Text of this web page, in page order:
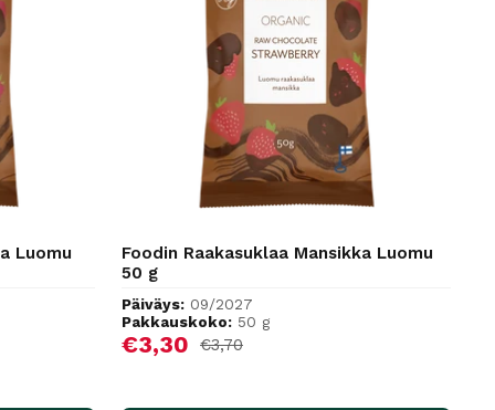
Luomu
Foodin Raakasuklaa Mansikka Luomu
50 g
Päiväys: 09/2027
Pakkauskoko: 50 g
Alennushinta
€3,30 Normaalihinta
€3,70